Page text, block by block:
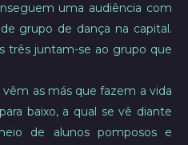
uma audiência com
grupo de dança na capital.
três juntam-se ao grupo que
as más que fazem a vida
baixo, a qual se vê diante
de alunos pomposos e